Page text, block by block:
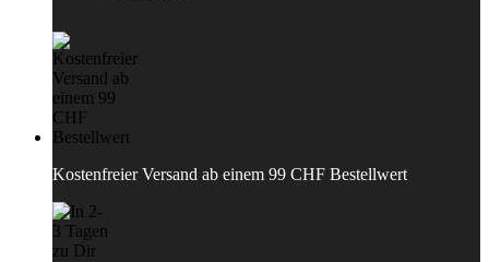
Kostenfreier Versand ab einem 99 CHF Bestellwert